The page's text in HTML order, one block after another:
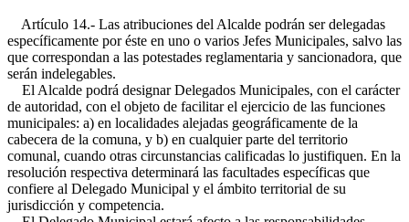
Artículo 14.- Las atribuciones del Alcalde podrán ser delegadas
específicamente por éste en uno o varios Jefes Municipales, salvo las
que correspondan a las potestades reglamentaria y sancionadora, que
serán indelegables.
El Alcalde podrá designar Delegados Municipales, con el carácter
de autoridad, con el objeto de facilitar el ejercicio de las funciones
municipales: a) en localidades alejadas geográficamente de la
cabecera de la comuna, y b) en cualquier parte del territorio
comunal, cuando otras circunstancias calificadas lo justifiquen. En la
resolución respectiva determinará las facultades específicas que
confiere al Delegado Municipal y el ámbito territorial de su
jurisdicción y competencia.